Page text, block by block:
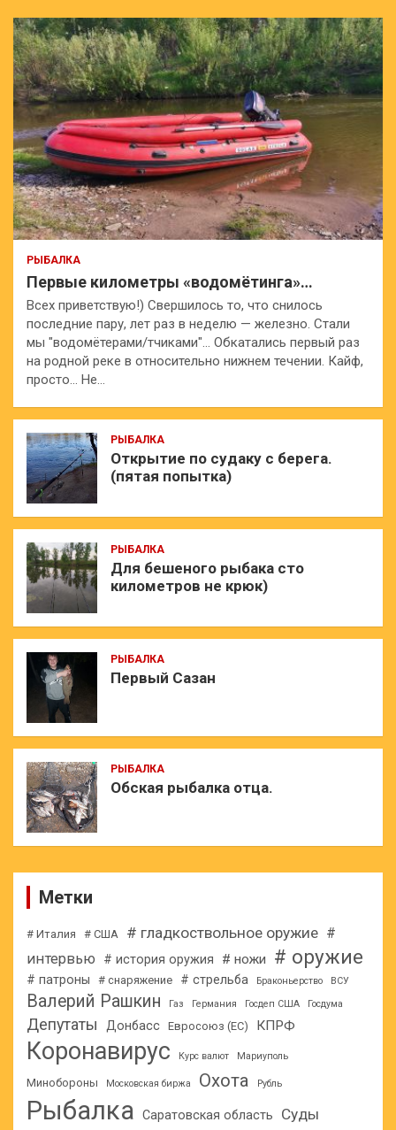
РЫБАЛКА
Первые километры «водомётинга»…
Всех приветствую!) Свершилось то, что снилось
последние пару, лет раз в неделю — железно. Стали
мы "водомётерами/тчиками"… Обкатались первый раз
на родной реке в относительно нижнем течении. Кайф,
просто… Не…
РЫБАЛКА
Открытие по судаку с берега.
(пятая попытка)
РЫБАЛКА
Для бешеного рыбака сто
километров не крюк)
РЫБАЛКА
Первый Сазан
РЫБАЛКА
Обская рыбалка отца.
Метки
# Италия # США # гладкоствольное оружие #
интервью
# история оружия # ножи # оружие
# патроны # снаряжение # стрельба Браконьерство ВСУ
Валерий Рашкин Газ Германия Госдеп США Госдума
Депутаты Донбасс Евросоюз (ЕС) КПРФ
Коронавирус Курс валют Мариуполь
Минобороны Московская биржа Охота Рубль
Рыбалка Саратовская область Суды